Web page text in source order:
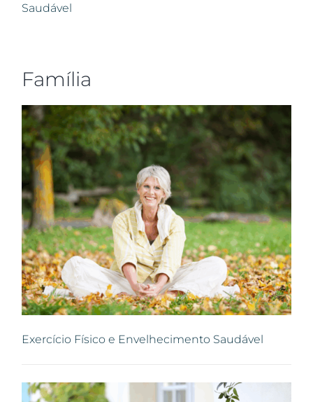
Saudável
Família
Exercício Físico e Envelhecimento Saudável